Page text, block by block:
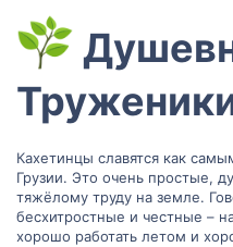
Кахетинцы славятся как
Грузии. Это очень простые,
тяжёлому труду на земле.
бесхитростные и честные –
хорошо работать летом и